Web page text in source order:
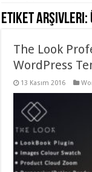
evden
eve
organizasyon,
gaziantep
evden
taşımacılık,
evden
taşımacılık,
gaziantep
evden
taşımacılık,
evden
Etiket Arşivleri:
The Look
WordPress
13 Kasım 2016